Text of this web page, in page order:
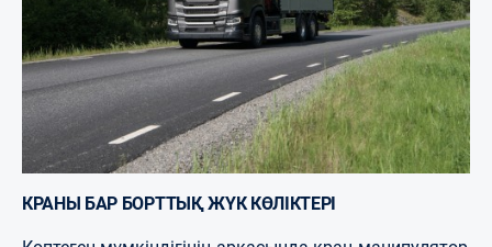
КРАНЫ БАР БОРТТЫҚ ЖҮК КӨЛІКТЕРІ